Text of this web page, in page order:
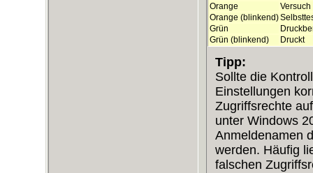
Orange
Orange (blinkend)
Grün
Grün (blinkend)
Druckt
Tipp:
Sollte die
Einstellungen
Zugriffsrechte
unter Windows
Anmeldenamen
werden. Häufig
falschen